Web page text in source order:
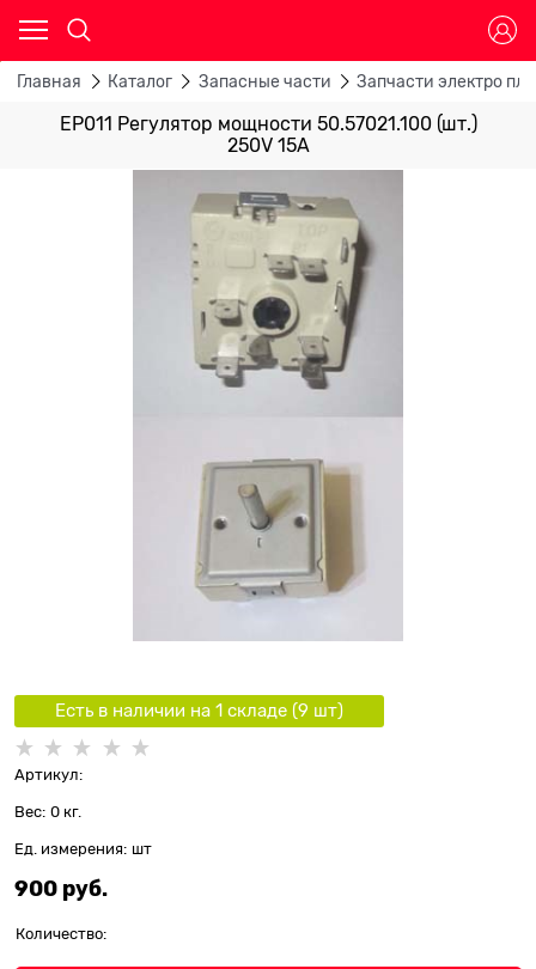
Главная Каталог Запасные части Запчасти электро
EP011 Регулятор мощности 50.57021.100 (шт.)
250V 15A
Есть в наличии на 1 складe (9 шт)
Артикул:
Вес: 0 кг.
Ед. измерения: шт
900 руб.
Количество: